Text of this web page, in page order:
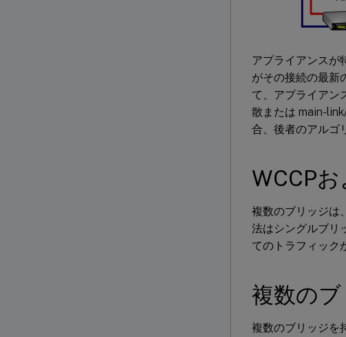
アプライアンスが
がその接続の最新
て、アプライアン
散または main-
合、後者のアルゴ
WCCP
複数のブリッジは
法はシングルブリ
てのトラフィック
複数の
複数のブリッジを